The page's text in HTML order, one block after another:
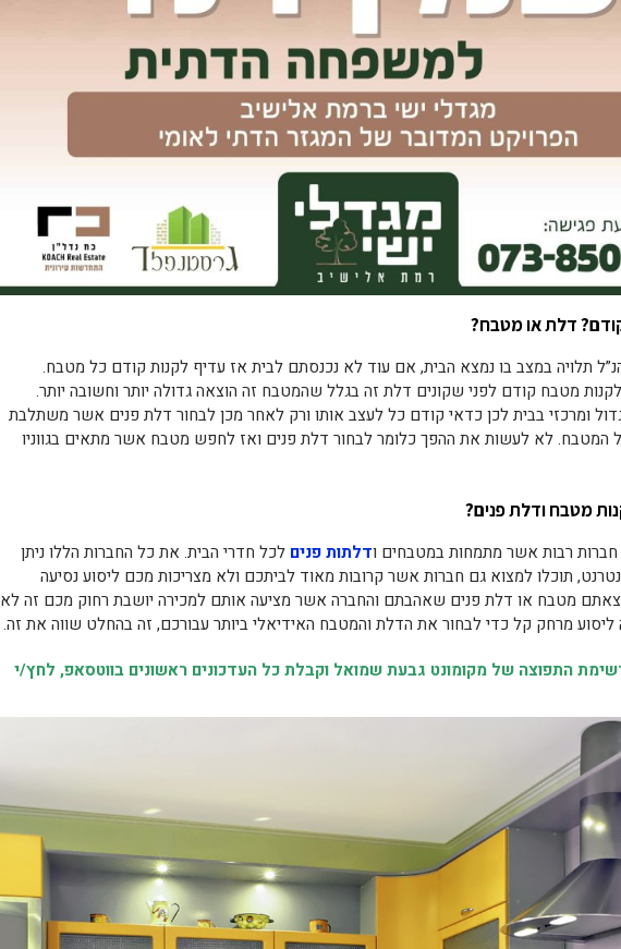
דלת או מטבח?
תלויה במצב בו נמצא הבית, אם עוד לא נכנסתם לבית אז עדיף לקנות קודם כל מטבח.
מטבח קודם לפני שקונים דלת זה בגלל שהמטבח זה הוצאה גדולה יותר וחשובה יותר.
ומרכזי בבית לכן כדאי קודם כל לעצב אותו ורק לאחר מכן לבחור דלת פנים אשר משתלבת
המטבח. לא לעשות את ההפך כלומר לבחור דלת פנים ואז לחפש מטבח אשר מתאים בגווניו
מטבח ודלת פנים?
חברות רבות אשר מתמחות במטבחים ודלתות פנים לכל חדרי הבית. את כל החברות הללו ניתן
תוכלו למצוא גם חברות אשר קרובות מאוד לביתכם ולא מצריכות מכם ליסוע נסיעה
מטבח או דלת פנים שאהבתם והחברה אשר מציעה אותם למכירה יושבת רחוק מכם זה לא
ליסוע מרחק קל כדי לבחור את הדלת והמטבח האידיאלי ביותר עבורכם, זה בהחלט שווה את זה.
התפוצה של מקומונט גבעת שמואל וקבלת כל העדכונים ראשונים בווטסאפ, לחץ/י